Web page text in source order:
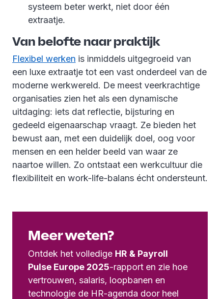
systeem beter werkt, niet door één
extraatje.
Van belofte naar praktijk
Flexibel werken is inmiddels uitgegroeid van
een luxe extraatje tot een vast onderdeel van de
moderne werkwereld. De meest veerkrachtige
organisaties zien het als een dynamische
uitdaging: iets dat reflectie, bijsturing en
gedeeld eigenaarschap vraagt. Ze bieden het
bewust aan, met een duidelijk doel, oog voor
mensen en een helder beeld van waar ze
naartoe willen. Zo ontstaat een werkcultuur die
flexibiliteit en work-life-balans écht ondersteunt.
Meer weten?
Ontdek het volledige HR & Payroll
Pulse Europe 2025-rapport en zie hoe
vertrouwen, salaris, loopbanen en
technologie de HR-agenda door heel